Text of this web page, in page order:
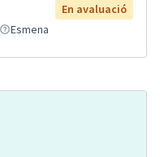
En avaluació
Esmena